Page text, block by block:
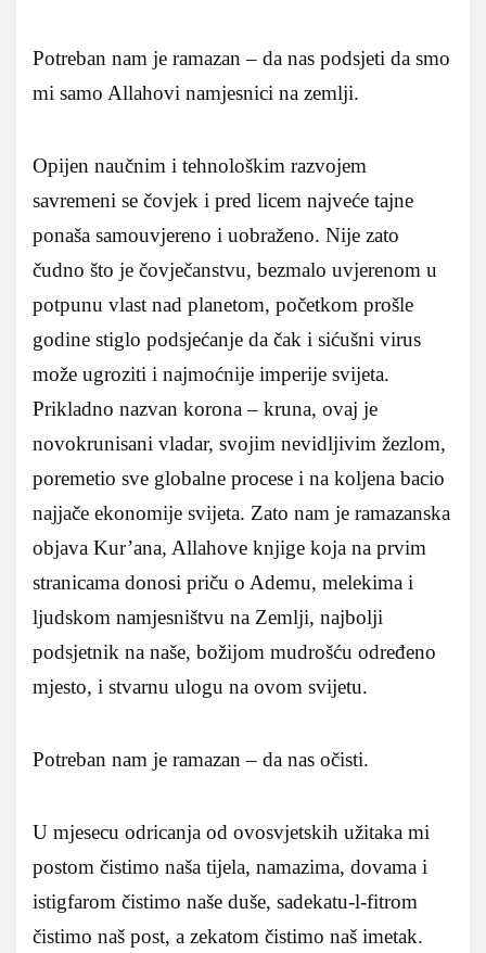
Potreban nam je ramazan – da nas podsjeti da smo
mi samo Allahovi namjesnici na zemlji.
Opijen naučnim i tehnološkim razvojem
savremeni se čovjek i pred licem najveće tajne
ponaša samouvjereno i uobraženo. Nije zato
čudno što je čovječanstvu, bezmalo uvjerenom u
potpunu vlast nad planetom, početkom prošle
godine stiglo podsjećanje da čak i sićušni virus
može ugroziti i najmoćnije imperije svijeta.
Prikladno nazvan korona – kruna, ovaj je
novokrunisani vladar, svojim nevidljivim žezlom,
poremetio sve globalne procese i na koljena bacio
najjače ekonomije svijeta. Zato nam je ramazanska
objava Kur’ana, Allahove knjige koja na prvim
stranicama donosi priču o Ademu, melekima i
ljudskom namjesništvu na Zemlji, najbolji
podsjetnik na naše, božijom mudrošću određeno
mjesto, i stvarnu ulogu na ovom svijetu.
Potreban nam je ramazan – da nas očisti.
U mjesecu odricanja od ovosvjetskih užitaka mi
postom čistimo naša tijela, namazima, dovama i
istigfarom čistimo naše duše, sadekatu-l-fitrom
čistimo naš post, a zekatom čistimo naš imetak.